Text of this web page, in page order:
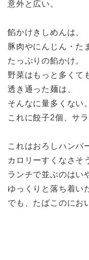
意外と広い。
餡かけきしめんは、
豚肉やにんじん・た
たっぷりの餡かけ。
野菜はもっと多くて
透き通った麺は、
そんなに量多くない。
これに餃子2個、サ
これはおろしハンバ
カロリーすくなさそ
ランチで並ぶのはい
ゆっくりと落ち着い
でも、たばこのにお